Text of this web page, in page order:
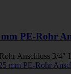
PE-Rohr
Anschluss 3/4"